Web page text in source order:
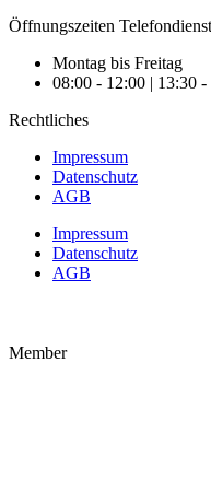
Öffnungszeiten Telefondienst
Montag bis Freitag
08:00 - 12:00 | 13:30 -
Rechtliches
Impressum
Datenschutz
AGB
Impressum
Datenschutz
AGB
Member